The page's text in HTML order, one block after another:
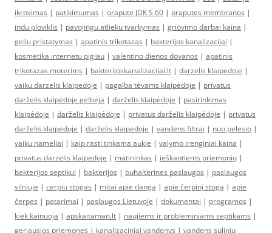
ikrovimas | patikimumas | orapute JDK S 60 | oraputes membranos |
indu ploviklis | pavojingu atlieku tvarkymas | griovimo darbai kaina |
geliu pristatymas | apatinis trikotazas | bakterijos kanalizacijai |
kosmetika internetu pigiau | valentino dienos dovanos | apatinis
trikotazas moterims | bakterijoskanalizacijai.lt | darzelis klaipedoje |
vaiku darzelis klaipedoje | pagalba tėvams klaipėdoje | privatus
darželis klaipėdoje gelbėja | darželis klaipėdoje | pasirinkimas
klaipėdoje | darželis klaipėdoje | privatus darželis klaipėdoje | privatus
darželis klaipėdoje | darželis klaipėdoje | vandens filtrai | nuo pelesio |
vaiku nameliai | kaip rasti tinkama aukle | valymo irenginiai kaina |
privatus darzelis klaipedoje | matininkas | ieškantiems priemonių |
bakterijos septikui | bakterijos | buhalterines paslaugos | paslaugos
vilniuje | cerpiu stogas | mitai apie dangą | apie čerpinį stogą | apie
čerpes | patarimai | paslaugos Lietuvoje | dokumentai | programos |
kiek kainuoja | apskaitaman.lt | naujiems ir probleminiams septikams |
geriausios priemones | kanalizaciniai vandenys | vandens suliniu